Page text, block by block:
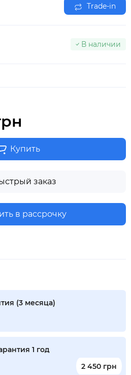
Trade-in
В наличии
Купить
заказ
в рассрочку
(3 месяца)
1 год
2 450 грн